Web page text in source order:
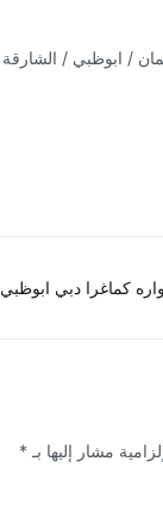
/ ابوظبي / الشارقة
كماغرا دبي ابوظبي
مشار إليها بـ *